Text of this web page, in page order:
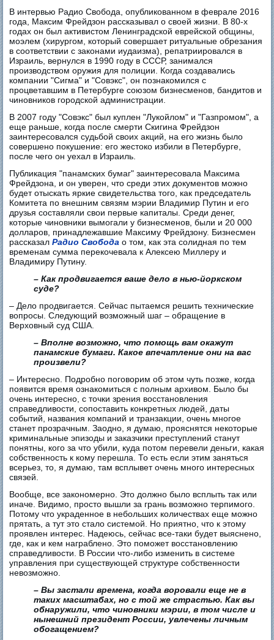
В интервью Радио Свобода, опубликованном в феврале 2016
года, Максим Фрейдзон рассказывал о своей жизни. В 80-х
годах он был активистом Ленинградской еврейской общины,
моэлем (хирургом, который совершает ритуальные обрезания
в соответствии с законами иудаизма), репатриировался в
Израиль, вернулся в 1990 году в СССР, занимался
производством оружия для полиции. Когда создавались
компании "Сигма" и "Совэкс", он познакомился с
процветавшим в Петербурге союзом бизнесменов, бандитов и
чиновников городской администрации.
В 2007 году "Совэкс" был куплен "Лукойлом" и "Газпромом", а
еще раньше, когда после смерти Скигина Фрейдзон
заинтересовался судьбой своих акций, на его жизнь было
совершено покушение: его жестоко избили в Петербурге,
после чего он уехал в Израиль.
Публикация "панамских бумаг" заинтересовала Максима
Фрейдзона, и он уверен, что среди этих документов можно
будет отыскать яркие свидетельства того, как председатель
Комитета по внешним связям мэрии Владимир Путин и его
друзья составляли свои первые капиталы. Среди денег,
которые чиновники вымогали у бизнесменов, были и 20 000
долларов, принадлежавшие Максиму Фрейдзону. Бизнесмен
рассказалРадио Свобода о том, как эта солидная по тем
временам сумма перекочевала к Алексею Миллеру и
Владимиру Путину.
– Как продвигается ваше дело в нью-йоркском
суде?
– Дело продвигается. Сейчас пытаемся решить технические
вопросы. Следующий возможный шаг – обращение в
Верховный суд США.
– Вполне возможно, что помощь вам окажут
панамские бумаги. Какое впечатление они на вас
произвели?
– Интересно. Подробно поговорим об этом чуть позже, когда
появится время ознакомиться с полным архивом. Было бы
очень интересно, с точки зрения восстановления
справедливости, сопоставить конкретных людей, даты
событий, названия компаний и транзакции, очень многое
станет прозрачным. Заодно, я думаю, прояснятся некоторые
криминальные эпизоды и заказчики преступлений станут
понятны, кого за что убили, куда потом перевели деньги, какая
собственность к кому перешла. То есть если этим заняться
всерьез, то, я думаю, там всплывет очень много интересных
связей.
Вообще, все закономерно. Это должно было всплыть так или
иначе. Видимо, просто вышли за грань возможно терпимого.
Потому что украденное в небольших количествах еще можно
прятать, а тут это стало системой. Но приятно, что к этому
проявлен интерес. Надеюсь, сейчас все-таки будет выяснено,
где, как и кем награблено. Это поможет восстановлению
справедливости. В России что-либо изменить в системе
управления при существующей структуре собственности
невозможно.
– Вы застали времена, когда воровали еще не в
таких масштабах, но с той же страстью. Как вы
обнаружили, что чиновники мэрии, в том числе и
нынешний президент России, увлечены личным
обогащением?